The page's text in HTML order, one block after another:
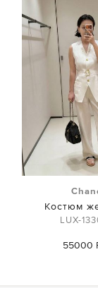
Костюм
LUX-
55000